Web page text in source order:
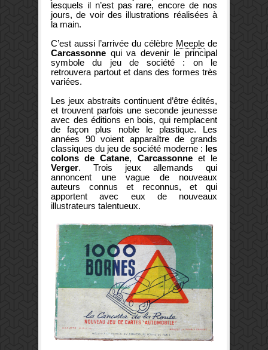
lesquels il n’est pas rare, encore de nos
jours, de voir des illustrations réalisées à
la main.
C’est aussi l’arrivée du célèbre Meeple de
Carcassonne qui va devenir le principal
symbole du jeu de société : on le
retrouvera partout et dans des formes très
variées.
Les jeux abstraits continuent d’être édités,
et trouvent parfois une seconde jeunesse
avec des éditions en bois, qui remplacent
de façon plus noble le plastique. Les
années 90 voient apparaître de grands
classiques du jeu de société moderne : les
colons de Catane, Carcassonne et le
Verger. Trois jeux allemands qui
annoncent une vague de nouveaux
auteurs connus et reconnus, et qui
apportent avec eux de nouveaux
illustrateurs talentueux.